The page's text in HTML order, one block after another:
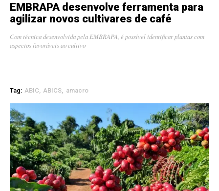
EMBRAPA desenvolve ferramenta para
agilizar novos cultivares de café
Com técnica desenvolvida pela EMBRAPA, é possível identificar plantas com
aspectos favoráveis ao cultivo
Tag: ABIC ABICS amacro